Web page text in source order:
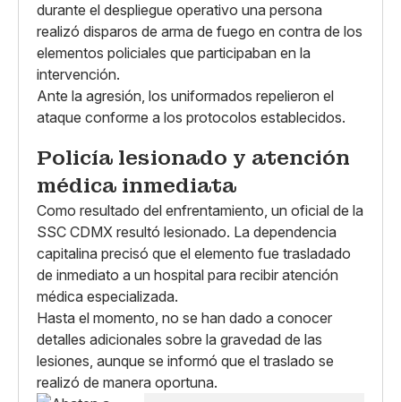
durante el despliegue operativo una persona
realizó disparos de arma de fuego en contra de los
elementos policiales que participaban en la
intervención.
Ante la agresión, los uniformados repelieron el
ataque conforme a los protocolos establecidos.
Policía lesionado y atención
médica inmediata
Como resultado del enfrentamiento, un oficial de la
SSC CDMX resultó lesionado. La dependencia
capitalina precisó que el elemento fue trasladado
de inmediato a un hospital para recibir atención
médica especializada.
Hasta el momento, no se han dado a conocer
detalles adicionales sobre la gravedad de las
lesiones, aunque se informó que el traslado se
realizó de manera oportuna.